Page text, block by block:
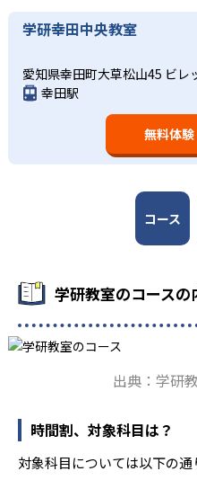
週2回の教室学習と毎
学研教室では、週2回の教
習）の相乗効果を活かす形
回の教室学習において指導
ら学習指導と学習管理を実
に自宅学習用の教材も提供
を図っている。進度が早い
学研教室では、小学生につ
50分程度と設定している。
して学習できる時間が通
れていることに由来するも
ても学習の効果は上がらな
時間学習よりくり返し学習
め、長時間の勉強が苦手な
どんなメリ
学研教室が持つ最大のメリ
ウを結集して制作した学習
教材は、学習指導要領の内
の勉強がよくわかるという
ずつステップアップしなが
固めから先取り学習まで対
も対応。中学校英語の準備
学研教室の先生は、研修会
きる力を」という理念のも
ており、生徒それぞれの「
を見つけて褒めるところか
導により生徒の「やる気」
報にも精通しており、学習
学研教室では、楽しく生き
る。人と人との触れ合いの
知・情・意のバランスのと
学研幸田中央教室
愛知県幸田町大草松山45 ビレ
幸田駅
無料体
コース
学研教室のコースの
出典：学研
時間割、対象科目は？
対象科目については以下の通